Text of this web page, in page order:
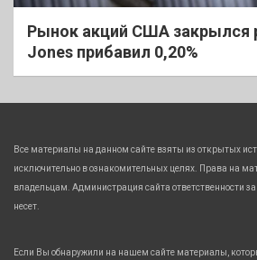
Рынок акций США закрылся
Jones прибавил 0,20%
Все материалы на данном сайте взяты из открытых
исключительно в ознакомительных целях. Права на
владельцам. Администрация сайта ответственности
несет.
Если Вы обнаружили на нашем сайте материалы,